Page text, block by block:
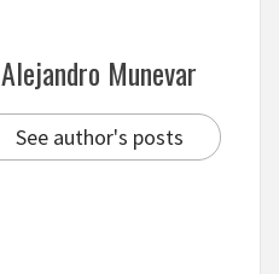
Alejandro Munevar
See author's posts